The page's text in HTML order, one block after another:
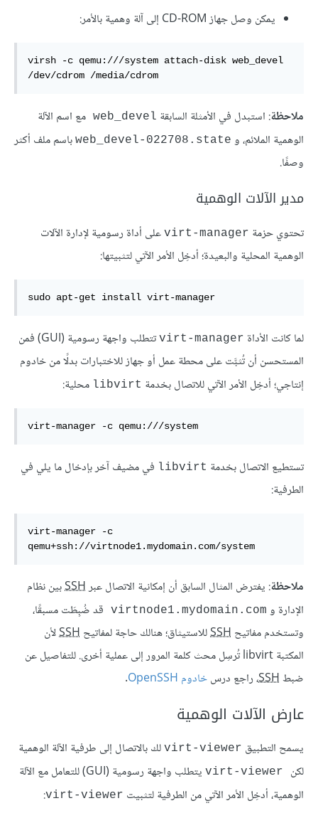
يمكن وصل جهاز CD-ROM إلى آلة وهمية بالأمر:
virsh -c qemu:///system attach-disk web_devel
/dev/cdrom /media/cdrom
ملاحظة: استبدل في الأمثلة السابقة web_devel مع اسم الآلة
الوهمية الملائم، و web_devel-022708.state باسم ملف أكثر
وصفًا.
مدير الآلات الوهمية
تحتوي حزمة virt-manager على أداة رسومية لإدارة الآلات
الوهمية المحلية والبعيدة؛ أدخِل الأمر الآتي لتثبيتها:
sudo apt-get install virt-manager
لما كانت الأداة virt-manager
تتطلب واجهة رسومية (GUI) فمن
المستحسن أن تُثبَّت على محطة عمل أو جهاز للاختبارات بدلًا من خادوم
إنتاجي؛ أدخِل الأمر الآتي للاتصال بخدمة libvirt محلية:
virt-manager -c qemu:///system
تستطيع الاتصال بخدمة libvirt في مضيف آخر بإدخال ما يلي في
الطرفية:
virt-manager -c
qemu+ssh://virtnode1.mydomain.com/system
ملاحظة: يفترض المثال السابق أن إمكانية الاتصال عبرSSHبين نظام
الإدارة و virtnode1.mydomain.com
قد ضُبِطَت مسبقًا،
وتستخدم مفاتيح SSHللاستيثاق؛ هنالك حاجة لمفاتيح SSHلأن
المكتبة libvirt تُرسِل محث كلمة المرور إلى عملية أخرى. للتفاصيل عن
ضبطSSH، راجع درسخادوم OpenSSH .
عارض الآلات الوهمية
يسمح التطبيق virt-viewer لك بالاتصال إلى طرفية الآلة الوهمية
لكن
يتطلب واجهة رسومية (GUI) للتعامل مع الآلة
الوهمية، أدخِل الأمر الآتي من الطرفية لتثبيت virt-viewer
: